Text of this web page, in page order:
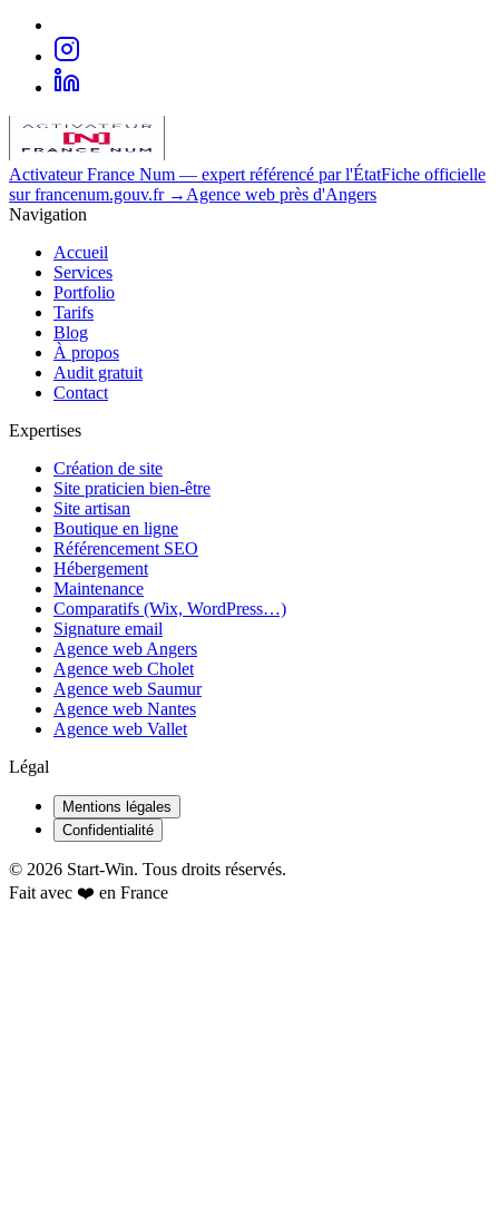
Activateur France Num — expert référencé par l'ÉtatFiche officielle
sur francenum.gouv.fr → Agence web près d'Angers
Navigation
Accueil
Services
Portfolio
Tarifs
Blog
À propos
Audit gratuit
Contact
Expertises
Création de site
Site praticien bien-être
Site artisan
Boutique en ligne
Référencement SEO
Hébergement
Maintenance
Comparatifs (Wix, WordPress…)
Signature email
Agence web Angers
Agence web Cholet
Agence web Saumur
Agence web Nantes
Agence web Vallet
Légal
Mentions légales
Confidentialité
© 2026 Start-Win. Tous droits réservés.
Fait avec ❤️ en France